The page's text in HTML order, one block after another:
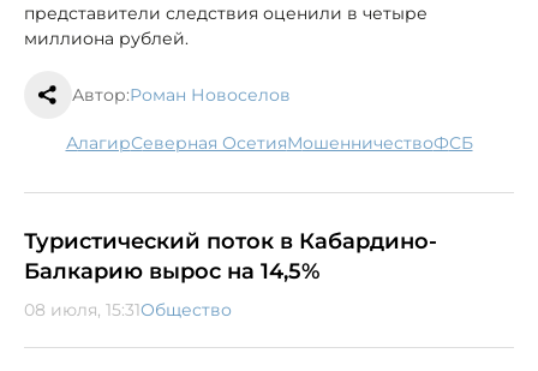
представители следствия оценили в четыре
миллиона рублей.
Автор:Роман Новоселов
Алагир Северная Осетия мошенничество ФСБ
Туристический поток в Кабардино-
Балкарию вырос на 14,5%
08 июля, 15:31Общество